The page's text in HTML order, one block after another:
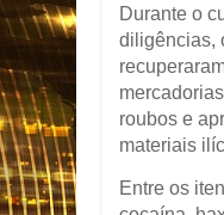
Durante o
diligências,
roubos e
materiais
Entre os